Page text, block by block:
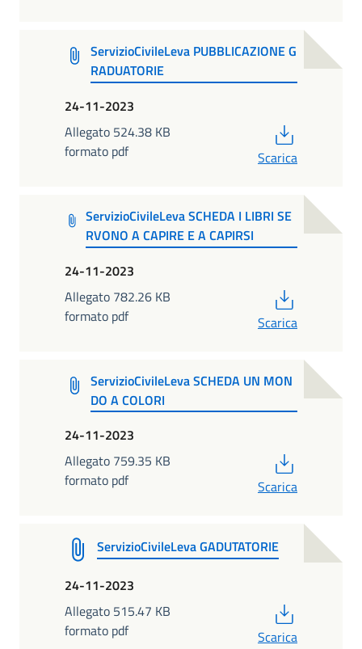
ServizioCivileLeva PUBBLICAZIONE G
RADUATORIE
24-11-2023
Allegato 524.38 KB
formato pdf
Scarica
ServizioCivileLeva SCHEDA I LIBRI SE
RVONO A CAPIRE E A CAPIRSI
24-11-2023
Allegato 782.26 KB
formato pdf
Scarica
ServizioCivileLeva SCHEDA UN MON
DO A COLORI
24-11-2023
Allegato 759.35 KB
formato pdf
Scarica
ServizioCivileLeva GADUTATORIE
24-11-2023
Allegato 515.47 KB
formato pdf
Scarica